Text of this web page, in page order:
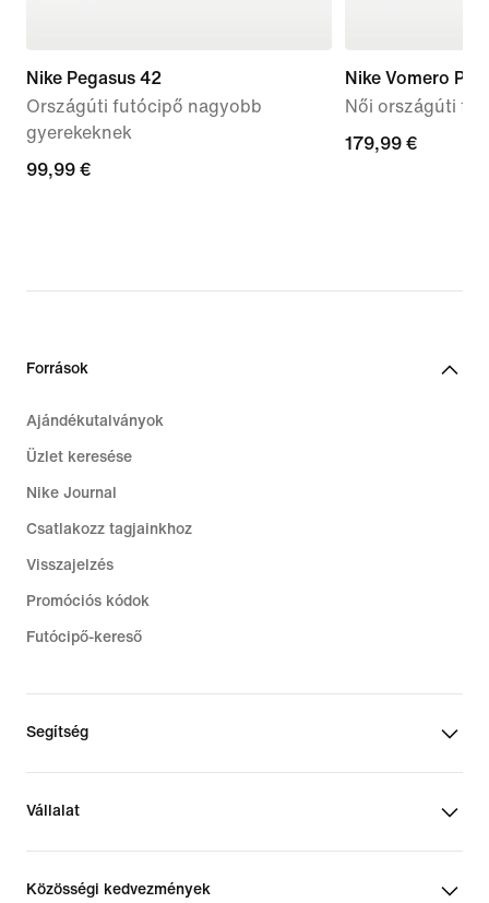
Nike Pegasus 42
Országúti futócipő nagyobb
gyerekeknek
99,99
99,99 €
Nike Vomero Plus
Női országúti
179,99
179,99 €
Források
Ajándékutalványok
Üzlet keresése
Nike Journal
Csatlakozz tagjainkhoz
Visszajelzés
Promóciós kódok
Futócipő-kereső
Segítség
Vállalat
Közösségi kedvezmények